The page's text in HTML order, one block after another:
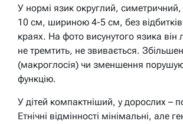
У нормі язик округлий,
10 см, шириною 4-5 см, без відбитків
краях. На фото висунутого язика він
не тремтить, не звивається.
(макроглосія) чи зменшення
функцію.
У дітей компактніший, у дорослих –
Етнічні відмінності мінімальні, але